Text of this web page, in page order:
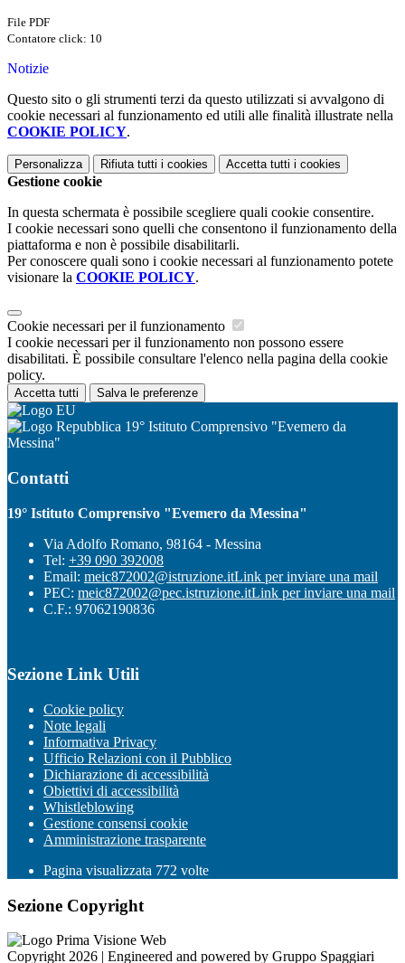
File PDF
Contatore click: 10
Notizie
Questo sito o gli strumenti terzi da questo utilizzati si avvalgono di
cookie necessari al funzionamento ed utili alle finalità illustrate nella
COOKIE POLICY.
Personalizza Rifiuta tutti i cookies Accetta tutti i cookies
Gestione cookie
In questa schermata è possibile scegliere quali cookie consentire.
I cookie necessari sono quelli che consentono il funzionamento della
piattaforma e non è possibile disabilitarli.
Per conoscere quali sono i cookie necessari al funzionamento potete
visionare la COOKIE POLICY.
Cookie necessari per il funzionamento
I cookie necessari per il funzionamento non possono essere
disabilitati. È possibile consultare l'elenco nella pagina della cookie
policy.
Accetta tutti Salva le preferenze
19° Istituto Comprensivo "Evemero da
Messina"
Contatti
19° Istituto Comprensivo "Evemero da Messina"
Via Adolfo Romano, 98164 - Messina
Tel: +39 090 392008
Email: meic872002@istruzione.itLink per inviare una mail
PEC: meic872002@pec.istruzione.itLink per inviare una mail
C.F.: 97062190836
Sezione Link Utili
Cookie policy
Note legali
Informativa Privacy
Ufficio Relazioni con il Pubblico
Dichiarazione di accessibilità
Obiettivi di accessibilità
Whistleblowing
Gestione consensi cookie
Amministrazione trasparente
Pagina visualizzata 772 volte
Sezione Copyright
Copyright 2026 | Engineered and powered by Gruppo Spaggiari